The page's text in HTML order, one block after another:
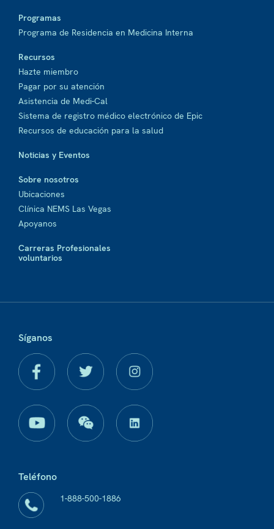
Programas
Programa de Residencia en Medicina Interna
Recursos
Hazte miembro
Pagar por su atención
Asistencia de Medi-Cal
Sistema de registro médico electrónico de Epic
Recursos de educación para la salud
Noticias y Eventos
Sobre nosotros
Ubicaciones
Clínica NEMS Las Vegas
Apoyanos
Carreras Profesionales
voluntarios
Síganos
Teléfono
1-888-500-1886